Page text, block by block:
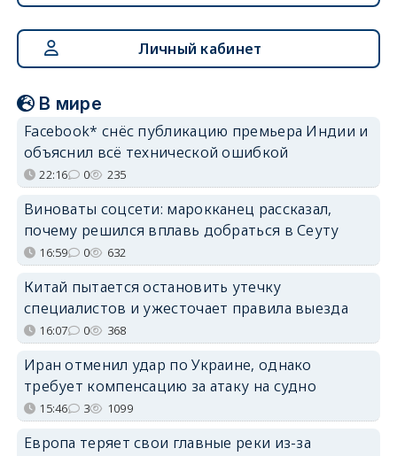
Личный кабинет
В мире
Facebook* снёс публикацию премьера Индии и
объяснил всё технической ошибкой
22:16 0 235
Виноваты соцсети: марокканец рассказал,
почему решился вплавь добраться в Сеуту
16:59 0 632
Китай пытается остановить утечку
специалистов и ужесточает правила выезда
16:07 0 368
Иран отменил удар по Украине, однако
требует компенсацию за атаку на судно
15:46 3 1099
Европа теряет свои главные реки из-за